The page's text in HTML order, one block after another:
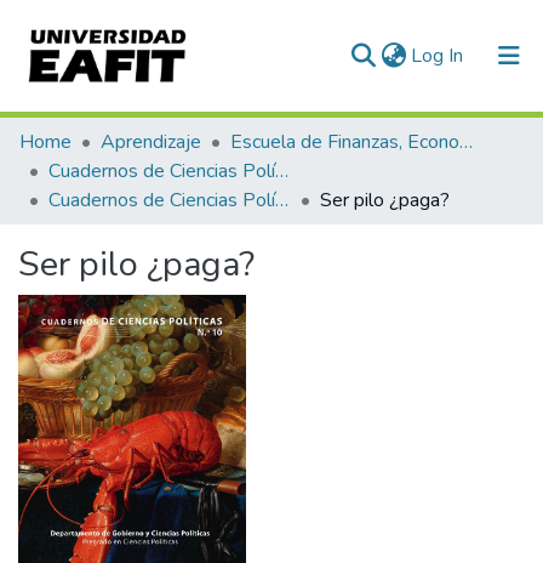
Log In (current)
Communities & Collections
All of DSpace
Home Aprendizaje
Escuela de Finanzas, Economía y Gobierno
Cuadernos de Ciencias Políticas
Cuadernos de Ciencias Políticas, Núm. 10 (2019)
Ser pilo ¿paga?
Ser pilo ¿paga?